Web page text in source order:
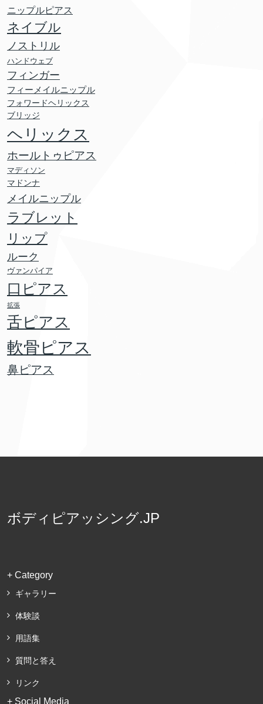
ニップルピアス
ネイブル
ノストリル
ハンドウェブ
フィンガー
フィーメイルニップル
フォワードヘリックス
ブリッジ
ヘリックス
ホールトゥピアス
マディソン
マドンナ
メイルニップル
ラブレット
リップ
ルーク
ヴァンパイア
口ピアス
拡張
舌ピアス
軟骨ピアス
鼻ピアス
ボディピアッシング.JP
+ Category
ギャラリー
体験談
用語集
質問と答え
リンク
+ Social Media